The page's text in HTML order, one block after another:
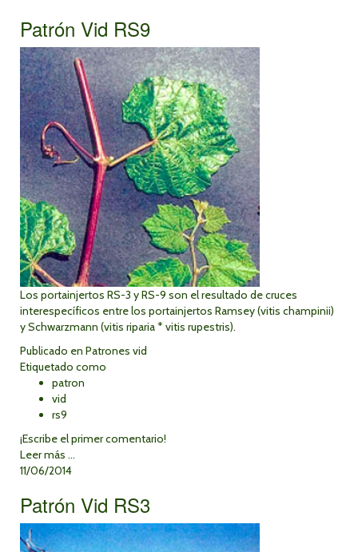
Patrón Vid RS9
Los portainjertos RS-3 y RS-9 son el resultado de cruces
interespecíficos entre los portainjertos Ramsey (vitis champinii)
y Schwarzmann (vitis riparia * vitis rupestris).
Publicado en Patrones vid
Etiquetado como
patron
vid
rs9
¡Escribe el primer comentario!
Leer más ...
11/06/2014
Patrón Vid RS3